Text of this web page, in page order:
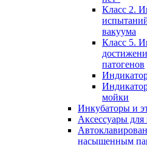
Класс 2.
вакуума
Класс 5.
патогенов
мойки
Инкубаторы и
Аксессуары
насыщенным